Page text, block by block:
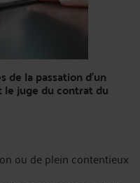
de la passation d’un
juge du contrat du
ou de plein contentieux